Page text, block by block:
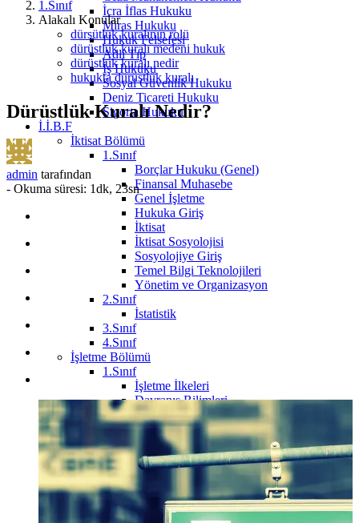
İcra İflas Hukuku
Miras Hukuku
Hukuk Felsefesi
Adli Tıp
İş Hukuku
Sosyal Güvenlik Hukuku
Deniz Ticareti Hukuku
Sigorta Hukuku
İ.İ.B.F
İktisat Bölümü
1.Sınıf
Borçlar Hukuku (Genel)
Finansal Muhasebe
Genel İşletme
Hukuka Giriş
İktisat
İktisat Sosyolojisi
Sosyolojiye Giriş
Temel Bilgi Teknolojileri
Yönetim ve Organizasyon
2.Sınıf
İstatistik
3.Sınıf
4.Sınıf
İşletme Bölümü
1.Sınıf
İşletme İlkeleri
Davranış Bilimleri
2.Sınıf
İstatistik
Mikro İktisat
Makro İktisat
3.Sınıf
4.Sınıf
Kamu Yönetimi Bölümü
Maliye Bölümü
1.Sınıf
Alakalı Konular
dürsütlük kuralının rolü
dürüstlük kuralı medeni hukuk
dürüstlük kuralı nedir
hukukta dürüstlük kuralı
Dürüstlük Kuralı Nedir?
admin tarafından
- Okuma süresi: 1dk, 23sn